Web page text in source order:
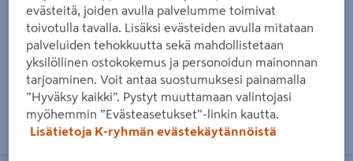
Zoomaa kuvaa sormilla kosketusnäytöllä
evästeitä, joiden avulla palvelumme toimivat
toivotulla tavalla. Lisäksi evästeiden avulla mitataan
palveluiden tehokkuutta sekä mahdollistetaan
yksilöllinen ostokokemus ja personoidun mainonnan
tarjoaminen. Voit antaa suostumuksesi painamalla
”Hyväksy kaikki”. Pystyt muuttamaan valintojasi
myöhemmin ”Evästeasetukset”-linkin kautta.
Lisätietoja K-ryhmän evästekäytännöistä